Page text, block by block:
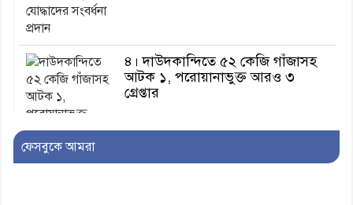
৪। দাউদকান্দিতে ৫২ কেজি গাঁজাসহ
আটক ১, পরোয়ানাভুক্ত আরও ৩
গ্রেপ্তার
৫। মেঘনা উপজেলা বিএনপির নতুন
ফেসবুকে আমরা